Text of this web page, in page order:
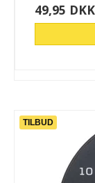
49,95 DKK
TILBUD